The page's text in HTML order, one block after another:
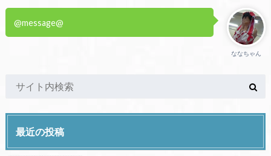
ななちゃん
@message@
最近の投稿